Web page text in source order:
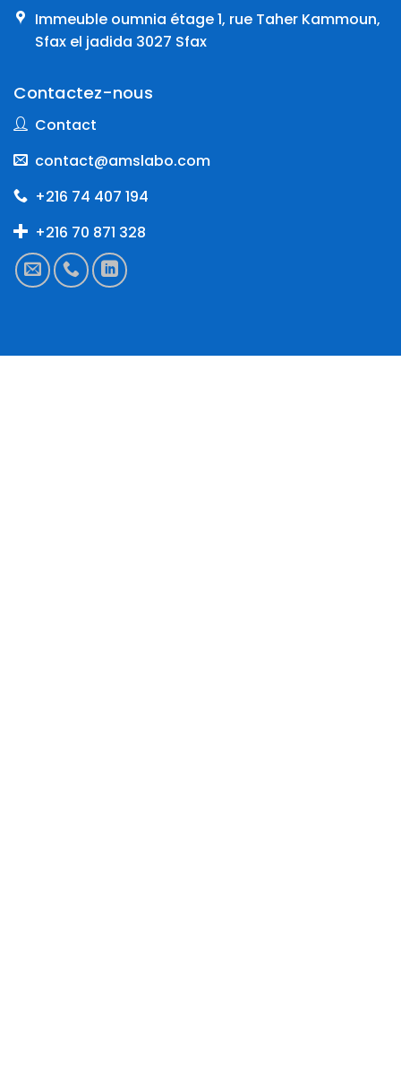
Immeuble oumnia étage 1, rue Taher Kammoun,
Sfax el jadida 3027 Sfax
Contactez-nous
Contact
contact@amslabo.com
+216 74 407 194
+216 70 871 328